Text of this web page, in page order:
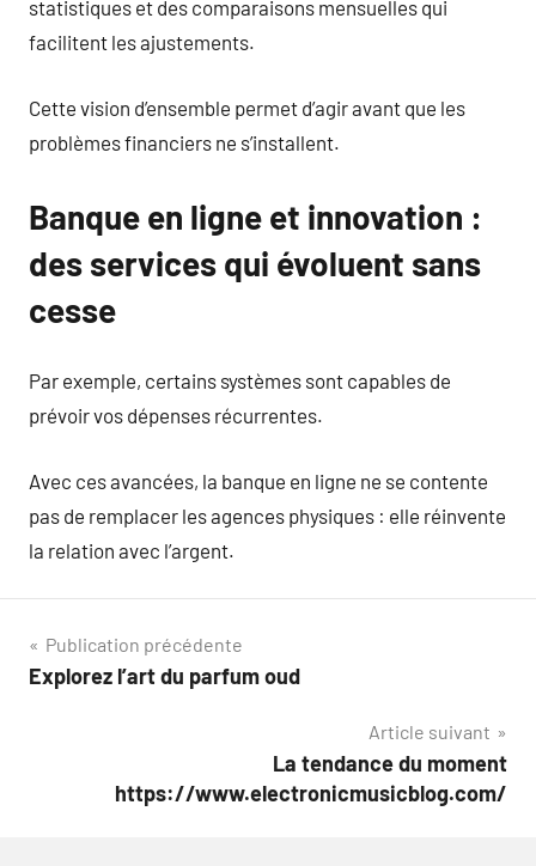
statistiques et des comparaisons mensuelles qui
facilitent les ajustements.
Cette vision d’ensemble permet d’agir avant que les
problèmes financiers ne s’installent.
Banque en ligne et innovation :
des services qui évoluent sans
cesse
Par exemple, certains systèmes sont capables de
prévoir vos dépenses récurrentes.
Avec ces avancées, la banque en ligne ne se contente
pas de remplacer les agences physiques : elle réinvente
la relation avec l’argent.
Navigation
de
Publication précédente
Explorez l’art du parfum oud
Article suivant
La tendance du moment
https://www.electronicmusicblog.com/